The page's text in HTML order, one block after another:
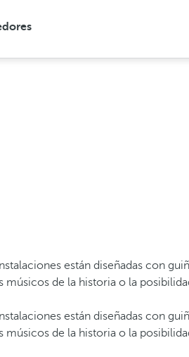
están diseñadas con
músicos de la historia o la
están diseñadas con
músicos de la historia o la